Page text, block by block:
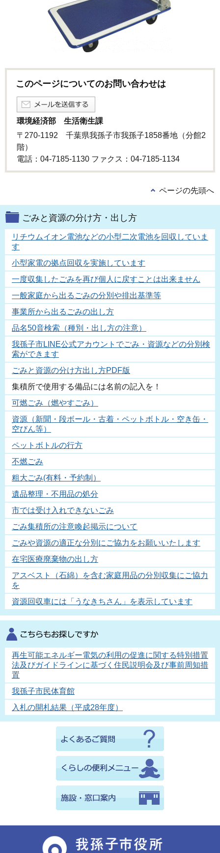
このページについてのお問い合わせは
環境経済部 生活衛生課
〒270-1192 千葉県我孫子市我孫子1858番地（分館2
階）
電話：04-7185-1130 ファクス：04-7185-1134
ページの先頭へ
ごみと資源の分け方・出し方
リチウムイオン電池などの小型二次電池を回収していま
す
小型家電の拠点回収を実施しています
一度収集したごみを再び個人に戻すことは出来ません
一般家庭から出るごみの分別や排出基準等
事業所から出るごみの出し方
品名50音検索（種別・出し方の注意）
我孫子市LINE公式アカウントでごみ・資源などの分別検
索ができます
ごみと資源の分け方出し方PDF版
集積所で使用する備品には名前の記入を！
可燃ごみ（燃やすごみ）
資源（新聞・段ボール・古着・ペットボトル・空き缶・
空びん等）
ペットボトルの行方
不燃ごみ
粗大ごみ(有料・予約制）
遺品整理・不用品の処分
市では受け入れできないごみ
ごみ集積所の注意喚起掲示について
ごみや資源の適正な分別にご協力をお願いいたします
在宅医療廃棄物の出し方
アスベスト（石綿）を含む家庭用品の分別収集にご協力
を
資源回収車には「うなきちさん」を表示しています
再生可能エネルギー電気の利用の促進に関する特別措置
法及びガイドラインに基づく住民説明会及び事前周知措
置
我孫子市民体育館
入札の開札結果（平成28年度）